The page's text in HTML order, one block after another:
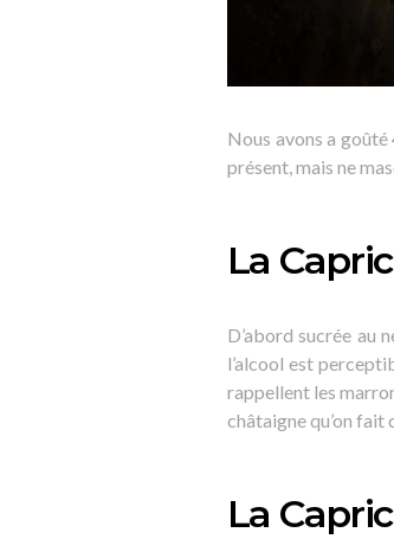
Nous avons a
présent, mais ne
La
D’abord sucrée au
l’alcool est
rappellent les
châtaigne qu’on fait
La